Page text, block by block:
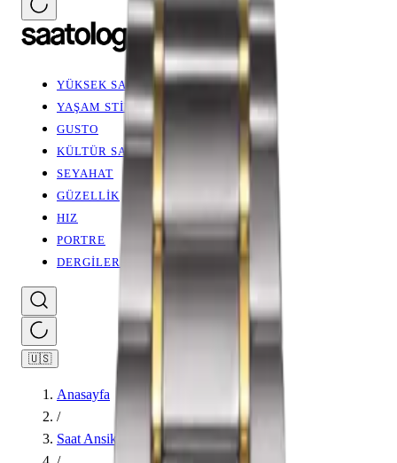
YÜKSEK SAATÇİLİK
YAŞAM STİLİ
GUSTO
KÜLTÜR SANAT
SEYAHAT
GÜZELLİK
HIZ
PORTRE
DERGİLER
🇺🇸
Anasayfa
/
Saat Ansiklopedisi